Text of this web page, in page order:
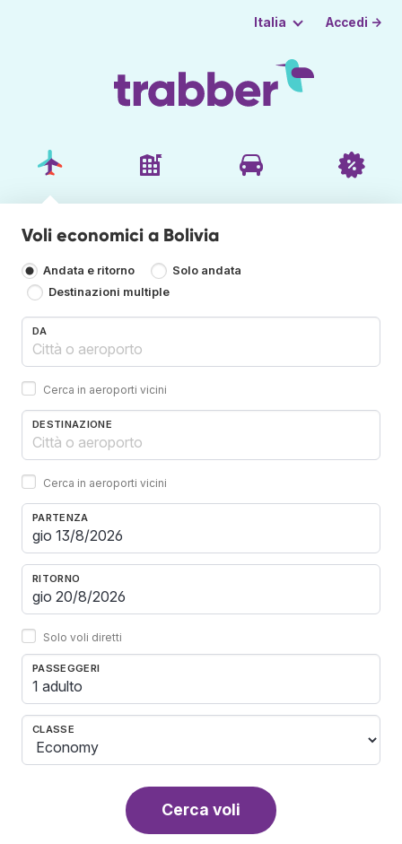
Italia Accedi →
Voli economici a Bolivia
Andata e ritorno
Solo andata
Destinazioni multiple
DA
Cerca in aeroporti vicini
DESTINAZIONE
Cerca in aeroporti vicini
PARTENZA
RITORNO
Solo voli diretti
PASSEGGERI
1 adulto
CLASSE
Cerca voli